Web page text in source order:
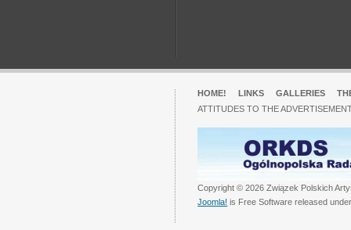
HOME! LINKS GALLERIES
ATTITUDES TO THE
Copyright © 2026 Związek Polskich
Joomla! is Free Software released